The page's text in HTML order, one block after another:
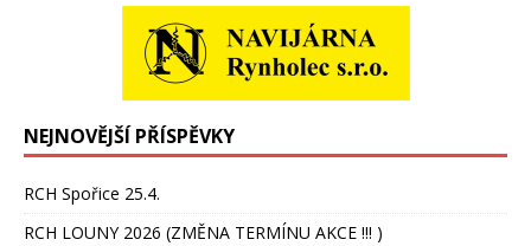
NEJNOVĚJŠÍ PŘÍSPĚVKY
RCH Spořice 25.4.
RCH LOUNY 2026 (ZMĚNA TERMÍNU AKCE !!! )